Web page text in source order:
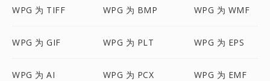
WPG 为 TIFF WPG 为 BMP WPG 为 WMF
WPG 为 GIF WPG 为 PLT WPG 为 EPS
WPG 为 AI WPG 为 PCX WPG 为 EMF